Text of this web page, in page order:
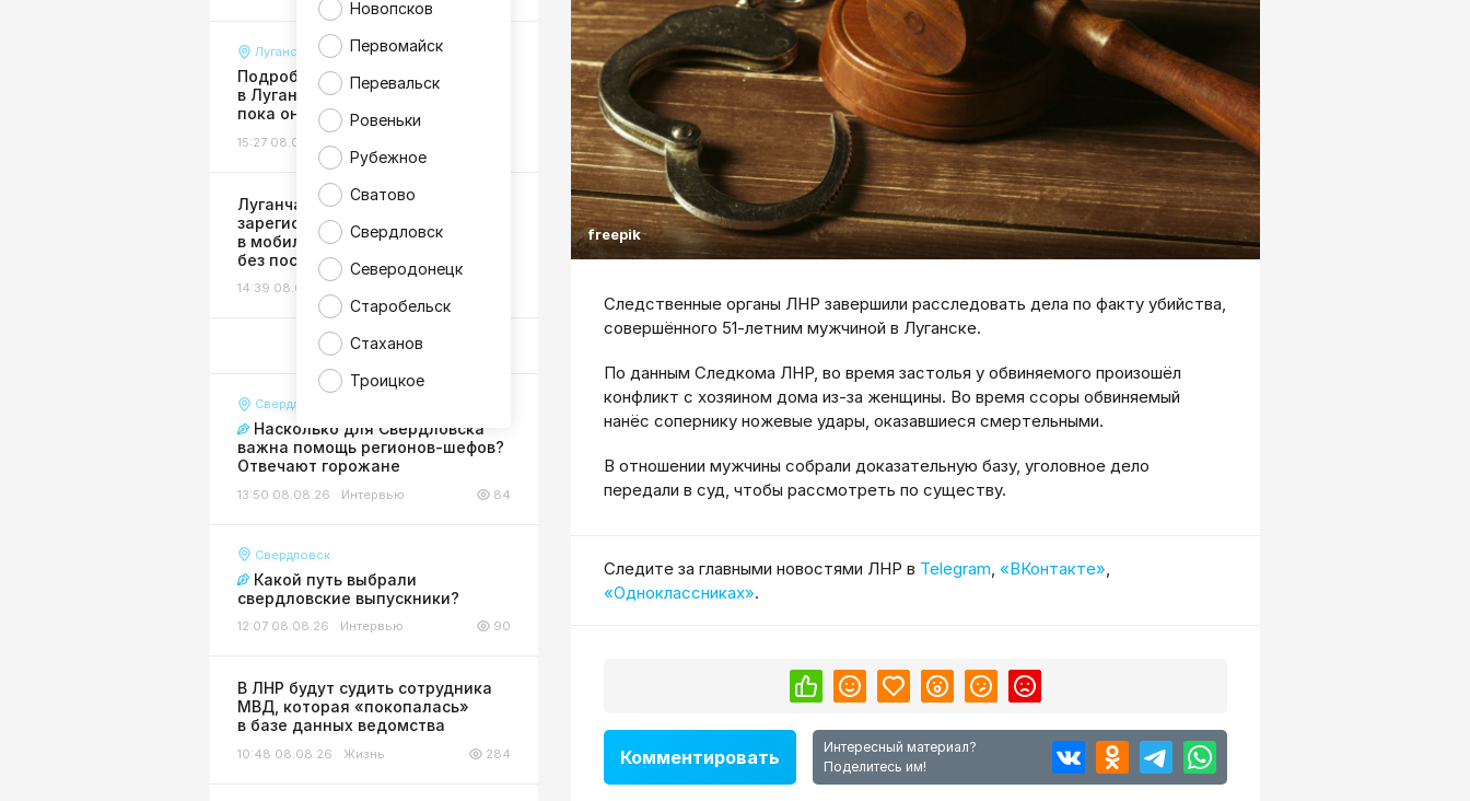
Новопсков
Первомайск
Перевальск
Ровеньки
Рубежное
Сватово
Свердловск
Северодонецк
Старобельск
Стаханов
Троицкое
Луганск
Подробности страшной аварии
в Луганске: пенсионерку сбили,
пока она сидела на лавочке
15:27 08.08.26
Луганчане могут
зарегистрировать бизнес
в мобильном приложении Сбера
без посещения налоговой
14:39 08.08.26
Свердловск
Насколько для Свердловска
важна помощь регионов-шефов?
Отвечают горожане
13:50 08.08.26 Интервью 84
Свердловск
Какой путь выбрали
свердловские выпускники?
12:07 08.08.26 Интервью 90
В ЛНР будут судить сотрудника
МВД, которая «покопалась»
в базе данных ведомства
10:48 08.08.26 Жизнь 284
freepik
Следственные органы ЛНР завершили расследовать дела по факту убийства,
совершённого 51-летним мужчиной в Луганске.
По данным Следкома ЛНР, во время застолья у обвиняемого произошёл
конфликт с хозяином дома из-за женщины. Во время ссоры обвиняемый
нанёс сопернику ножевые удары, оказавшиеся смертельными.
В отношении мужчины собрали доказательную базу, уголовное дело
передали в суд, чтобы рассмотреть по существу.
Cледите за главными новостями ЛНР в Telegram «ВКонтакте»
«Одноклассниках».
Комментировать
Интересный материал?
Поделитесь им!